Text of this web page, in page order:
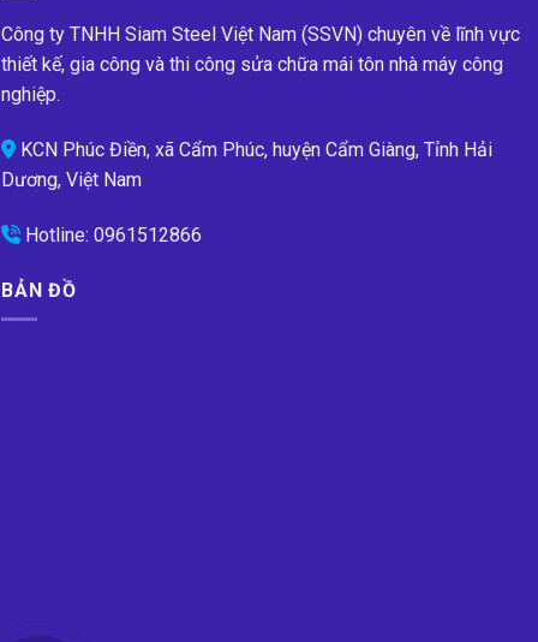
Công ty TNHH Siam Steel Việt Nam (SSVN) chuyên về lĩnh vực
thiết kế, gia công và thi công sửa chữa mái tôn nhà máy công
nghiệp.
KCN Phúc Điền, xã Cẩm Phúc, huyện Cẩm Giàng, Tỉnh Hải
Dương, Việt Nam
Hotline: 0961512866
BẢN ĐỒ